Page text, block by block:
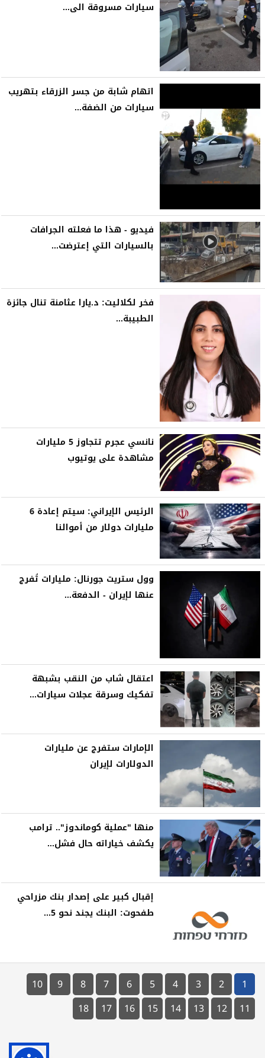
سيارات مسروقة الى...
اتهام شابة من جسر الزرقاء بتهريب
سيارات من الضفة...
فيديو - هذا ما فعلته الجرافات
بالسيارات التي إعترضت...
فخر لكلاليت: د.يارا عثامنة تنال جائزة
الطبيبة...
نانسي عجرم تتجاوز 5 مليارات
مشاهدة على يوتيوب
الرئيس الإيراني: سيتم إعادة 6
مليارات دولار من أموالنا
وول ستريت جورنال: مليارات تُفرج
عنها لإيران - الدفعة...
اعتقال شاب من النقب بشبهة
تفكيك وسرقة عجلات سيارات...
الإمارات ستفرج عن مليارات
الدولارات لإيران
منها "عملية كوماندوز".. ترامب
يكشف خياراته حال فشل...
إقبال كبير على إصدار بنك مزراحي
طفحوت: البنك يجند نحو 5...
1
2
3
4
5
6
7
8
9
10
11
12
13
14
15
16
17
18